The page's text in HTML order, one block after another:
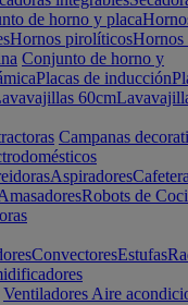
de horno y placa
Hornos pirolíticos
Conjunto de horno y
Placas de inducción
60cm
Campanas
Aspiradores
Robots de
ConvectoresEstufas
Ventiladores Aire